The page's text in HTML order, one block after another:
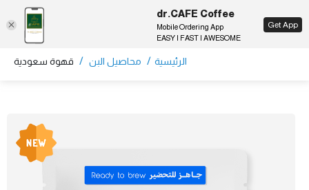
EN
الرئيسية / محاصيل البن / قهوة سعودية
dr.CAFE Coffee
Mobile Ordering App
EASY | FAST | AWESOME
Get App